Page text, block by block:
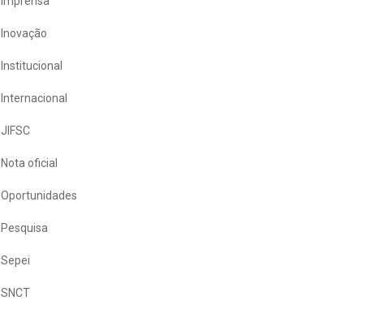
Inovação
Institucional
Internacional
JIFSC
Nota oficial
Oportunidades
Pesquisa
Sepei
SNCT